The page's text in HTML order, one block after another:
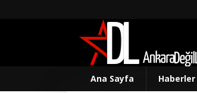
Ana Sayfa Haberler